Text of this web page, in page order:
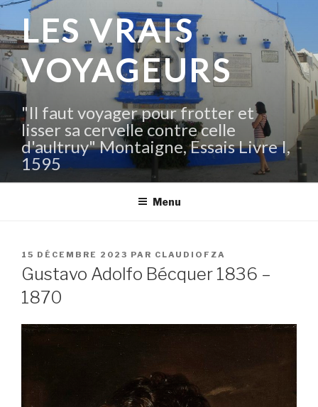
Aller
contenu
principal
LES VRAIS
VOYAGEURS
"Il faut voyager pour frotter et
lisser sa cervelle contre celle
d'aultruy" Montaigne, Essais Livre I,
1595
Menu
PUBLIÉ
LE
15 DÉCEMBRE 2023 PAR CLAUDIOFZA
Gustavo Adolfo Bécquer 1836 –
1870